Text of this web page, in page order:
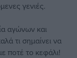
γενιές.
αγώνων και
τι σημαίνει να
ποτέ το κεφάλι!